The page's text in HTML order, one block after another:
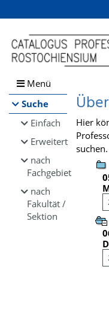
Browsen
direkt zum Inhalt
Menü
Suche
Einfach
Erweitert
nach
Fachgebiet
nach
Fakultät /
Sektion
Hier
suchen.